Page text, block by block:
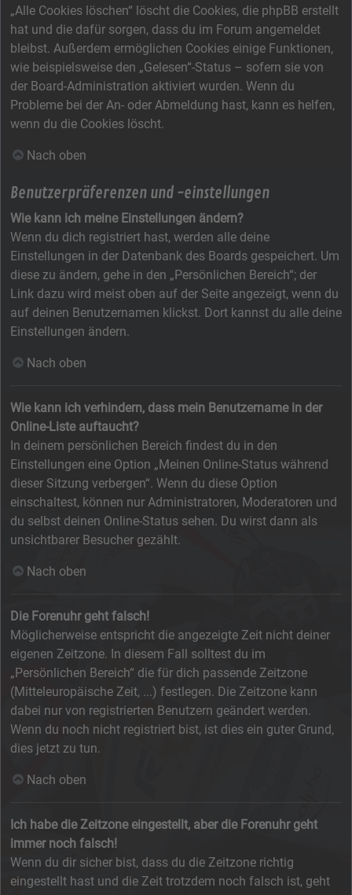
„Alle Cookies löschen“ löscht die Cookies, die phpBB erstellt
hat und die dafür sorgen, dass du im Forum angemeldet
bleibst. Außerdem ermöglichen Cookies einige Funktionen,
wie beispielsweise den „Gelesen“-Status – sofern sie von
der Board-Administration aktiviert wurden. Wenn du
Probleme bei der An- oder Abmeldung hast, kann es helfen,
wenn du die Cookies löscht.
Nach oben
Benutzerpräferenzen und -einstellungen
Wie kann ich meine Einstellungen ändern?
Wenn du dich registriert hast, werden alle deine
Einstellungen in der Datenbank des Boards gespeichert. Um
diese zu ändern, gehe in den „Persönlichen Bereich“; der
Link dazu wird meist oben auf der Seite angezeigt, wenn du
auf deinen Benutzernamen klickst. Dort kannst du alle deine
Einstellungen ändern.
Nach oben
Wie kann ich verhindern, dass mein Benutzername in der
Online-Liste auftaucht?
In deinem persönlichen Bereich findest du in den
Einstellungen eine Option „Meinen Online-Status während
dieser Sitzung verbergen“. Wenn du diese Option
einschaltest, können nur Administratoren, Moderatoren und
du selbst deinen Online-Status sehen. Du wirst dann als
unsichtbarer Besucher gezählt.
Nach oben
Die Forenuhr geht falsch!
Möglicherweise entspricht die angezeigte Zeit nicht deiner
eigenen Zeitzone. In diesem Fall solltest du im
„Persönlichen Bereich“ die für dich passende Zeitzone
(Mitteleuropäische Zeit, ...) festlegen. Die Zeitzone kann
dabei nur von registrierten Benutzern geändert werden.
Wenn du noch nicht registriert bist, ist dies ein guter Grund,
dies jetzt zu tun.
Nach oben
Ich habe die Zeitzone eingestellt, aber die Forenuhr geht
immer noch falsch!
Wenn du dir sicher bist, dass du die Zeitzone richtig
eingestellt hast und die Zeit trotzdem noch falsch ist, geht